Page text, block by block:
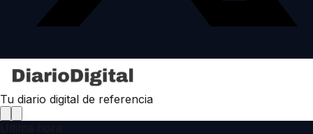
Tu diario digital de referencia